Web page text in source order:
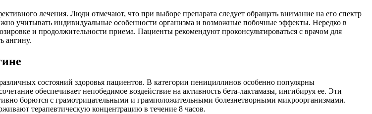
лечения. Люди отмечают, что при выборе препарата следует обращать внимание на его спектр
учитывать индивидуальные особенности организма и возможные побочные эффекты. Нередко в
и продолжительности приема. Пациенты рекомендуют проконсультироваться с врачом для
ангину.
состояний здоровья пациентов. В категории пенициллинов особенно популярны
обеспечивает непобедимое воздействие на активность бета-лактамазы, ингибируя ее. Эти
борются с грамотрицательными и грамположительными болезнетворными микроорганизмами.
терапевтическую концентрацию в течение 8 часов.